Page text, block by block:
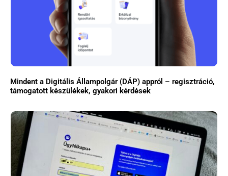
Mindent a Digitális Állampolgár (DÁP) appról – regisztráció,
támogatott készülékek, gyakori kérdések